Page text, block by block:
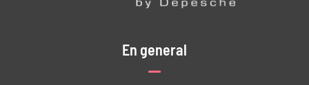
En general